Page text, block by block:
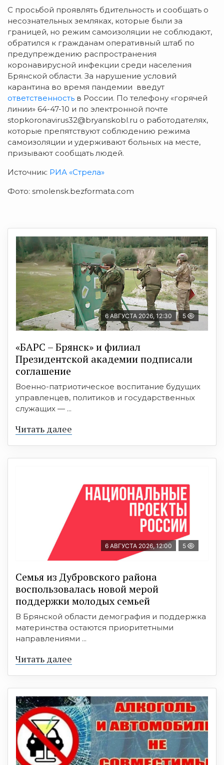
С просьбой проявлять бдительность и сообщать о
несознательных земляках, которые были за
границей, но режим самоизоляции не соблюдают,
обратился к гражданам оперативный штаб по
предупреждению распространения
коронавирусной инфекции среди населения
Брянской области. За нарушение условий
карантина во время пандемии введут
ответственность в России. По телефону «горячей
линии» 64-47-10 и по электронной почте
stopkoronavirus32@bryanskobl.ru о работодателях,
которые препятствуют соблюдению режима
самоизоляции и удерживают больных на месте,
призывают сообщать людей.
Источник: РИА «Стрела»
Фото: smolensk.bezformata.com
6 АВГУСТА 2026, 12:30 5
«БАРС – Брянск» и филиал
Президентской академии подписали
соглашение
Военно-патриотическое воспитание будущих
управленцев, политиков и государственных
служащих — ...
Читать далее
6 АВГУСТА 2026, 12:00 5
Семья из Дубровского района
воспользовалась новой мерой
поддержки молодых семьей
В Брянской области демография и поддержка
материнства остаются приоритетными
направлениями ...
Читать далее